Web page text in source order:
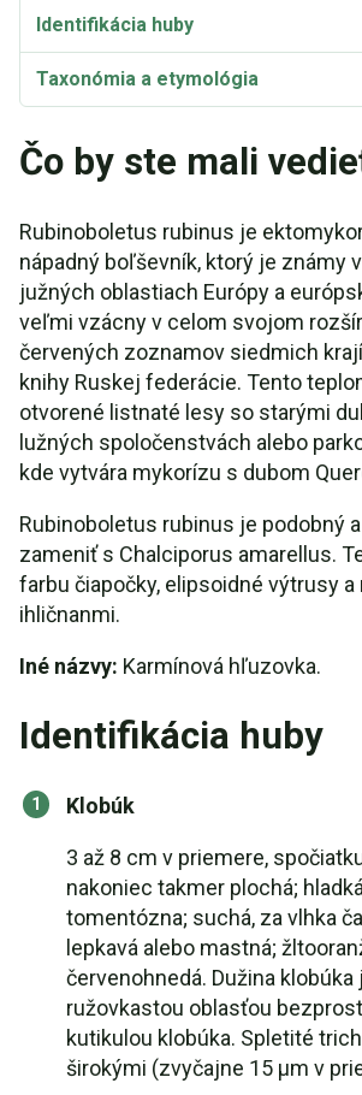
Identifikácia huby
Taxonómia a etymológia
Čo by ste mali
Rubinoboletus rubinus je
nápadný boľševník, ktorý je známy
južných oblastiach Európy a
veľmi vzácny v celom svojom
červených zoznamov siedmich
knihy Ruskej federácie. Tento
otvorené listnaté lesy so starými
lužných spoločenstvách alebo
kde vytvára mykorízu s dubom
Rubinoboletus rubinus je podobný
zameniť s Chalciporus amarellus.
farbu čiapočky, elipsoidné výtrusy a
ihličnanmi.
Iné názvy: Karmínová hľuzovka.
Identifikácia huby
Klobúk
3 až 8 cm v priemere,
nakoniec takmer plochá;
tomentózna; suchá, za vlhka
lepkavá alebo mastná;
červenohnedá. Dužina klobúka
ružovkastou oblasťou
kutikulou klobúka. Spletité
širokými (zvyčajne 15 µm v